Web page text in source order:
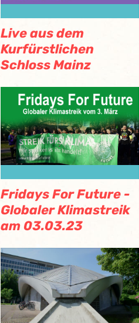
Live aus dem
Kurfürstlichen
Schloss Mainz
Fridays For Future -
Globaler Klimastreik
am 03.03.23